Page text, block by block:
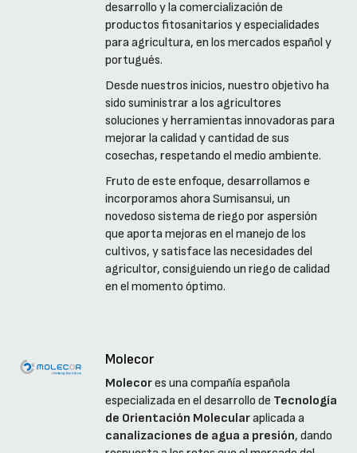
desarrollo y la comercialización de
productos fitosanitarios y especialidades
para agricultura, en los mercados español y
portugués.
Desde nuestros inicios, nuestro objetivo ha
sido suministrar a los agricultores
soluciones y herramientas innovadoras para
mejorar la calidad y cantidad de sus
cosechas, respetando el medio ambiente.
Fruto de este enfoque, desarrollamos e
incorporamos ahora Sumisansui, un
novedoso sistema de riego por aspersión
que aporta mejoras en el manejo de los
cultivos, y satisface las necesidades del
agricultor, consiguiendo un riego de calidad
en el momento óptimo.
Molecor
Molecores una compañía española
especializada en el desarrollo de Tecnología
de Orientación Molecularaplicada a
canalizaciones de agua a presión, dando